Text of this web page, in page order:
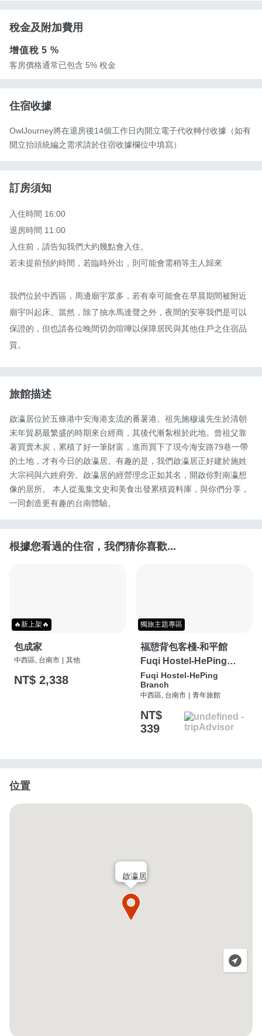
稅金及附加費用
增值稅5 %
客房價格通常已包含 5% 稅金
住宿收據
OwlJourney將在退房後14個工作日內開立電子代收轉付收據（如有
開立抬頭統編之需求請於住宿收據欄位中填寫）
訂房須知
入住時間 16:00
退房時間 11:00
入住前，請告知我們大約幾點會入住。
若未提前預約時間，若臨時外出，則可能會需稍等主人歸來
我們位於中西區，周邊廟宇眾多，若有幸可能會在早晨期間被附近
廟宇叫起床。當然，除了抽水馬達聲之外，夜間的安寧我們是可以
保證的，但也請各位晚間切勿喧嘩以保障居民與其他住戶之住宿品
質。
旅館描述
啟瀛居位於五條港中安海港支流的番薯港。祖先施穆遠先生於清朝
末年貿易最繁盛的時期來台經商，其後代漸紮根於此地。曾祖父靠
著買賣木炭，累積了好一筆財富，進而買下了現今海安路79巷一帶
的土地，才有今日的啟瀛居。有趣的是，我們啟瀛居正好建於施姓
大宗祠與六姓府旁。啟瀛居的經營理念正如其名，開啟你對南瀛想
像的居所。 本人從蒐集文史和美食出發累積資料庫，與你們分享，
一同創造更有趣的台南體驗。
根據您看過的住宿，我們猜你喜歡...
🔥新上架🔥
包成家
中西區, 台南市 其他
NT$ 2,338
獨旅主題專區
福憩背包客棧-和平館
Fuqi Hostel-HePing
Branch
Fuqi Hostel-HePing
Branch
中西區, 台南市 青年旅館
NT$
339
位置
啟瀛居